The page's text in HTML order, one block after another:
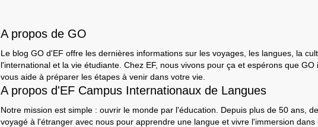
A propos de GO
Le blog GO d'EF offre les dernières informations sur les voyages, les langues, la
l'international et la vie étudiante. Chez EF, nous vivons pour ça et espérons que
vous aide à préparer les étapes à venir dans votre vie.
A propos d'EF Campus Internationaux de Langues
Notre mission est simple : ouvrir le monde par l'éducation. Depuis plus de 50 ans,
voyagé à l'étranger avec nous pour apprendre une langue et vivre l'immersion dans